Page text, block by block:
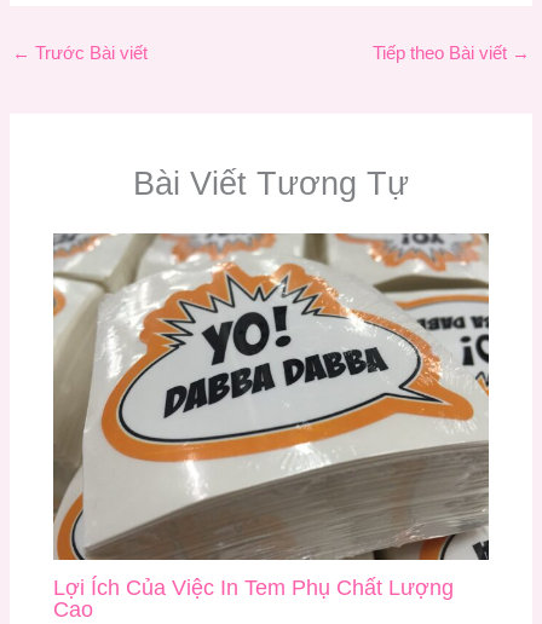
← Trước Bài viết Tiếp theo Bài viết →
Bài Viết Tương Tự
Lợi Ích Của Việc In Tem Phụ Chất Lượng
Cao